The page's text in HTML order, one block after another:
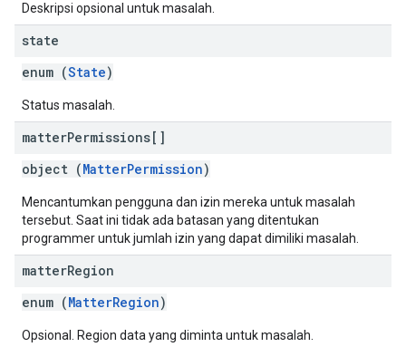
Deskripsi opsional untuk masalah.
state
enum (State)
Status masalah.
matterPermissions[]
object (MatterPermission)
Mencantumkan pengguna dan izin mereka untuk masalah
tersebut. Saat ini tidak ada batasan yang ditentukan
programmer untuk jumlah izin yang dapat dimiliki masalah.
matterRegion
enum (MatterRegion)
Opsional. Region data yang diminta untuk masalah.